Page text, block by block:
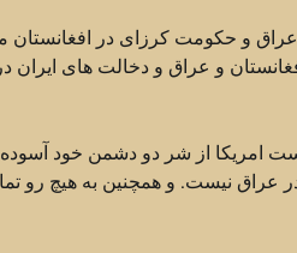
حکومت کرزای در افغانستان
و عراق و دخالت های
امریکا از شر دو دشمن خود
عراق نیست. و همچنین به هیچ رو